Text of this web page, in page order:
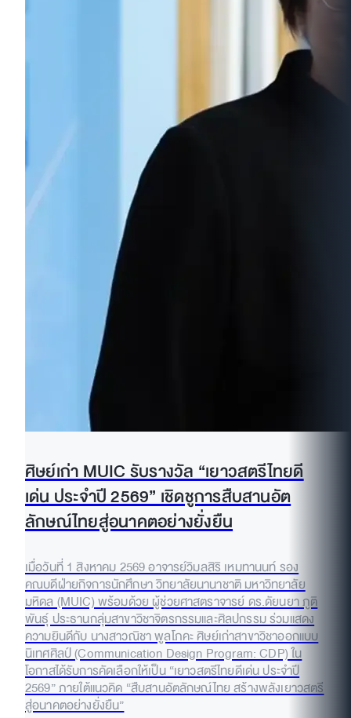
ศิษย์เก่า MUIC รับรางวัล “เยาวสตรีไทยดี
เด่น ประจำปี 2569” เชิดชูการสืบสานอัต
ลักษณ์ไทยสู่อนาคตอย่างยั่งยืน
เมื่อวันที่ 1 สิงหาคม 2569 อาจารย์วิมลสิริ เหมทานนท์ รอง
คณบดีฝ่ายกิจการนักศึกษา วิทยาลัยนานาชาติ มหาวิทยาลัย
มหิดล (MUIC) พร้อมด้วย ผู้ช่วยศาสตราจารย์ ดร.ดัยนยา ภูติ
พันธุ์ ประธานกลุ่มสาขาวิชาจิตรกรรมและศิลปกรรม ร่วมแสดง
ความยินดีกับ นางสาวณิชา พูลโภคะ ศิษย์เก่าสาขาวิชาออกแบบ
นิเทศศิลป์ (Communication Design Program: CDP) ใน
โอกาสได้รับการคัดเลือกให้เป็น “เยาวสตรีไทยดีเด่น ประจำปี
2569” ภายใต้แนวคิด “สืบสานอัตลักษณ์ไทย สร้างพลังเยาวสตรี
สู่อนาคตอย่างยั่งยืน”